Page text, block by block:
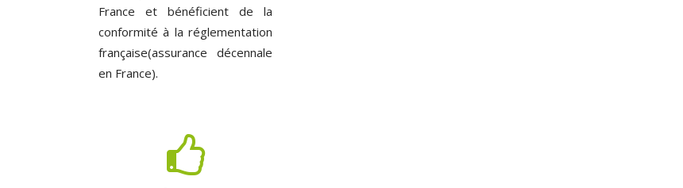
France et bénéficient de la
conformité à la réglementation
française(assurance décennale
en France).